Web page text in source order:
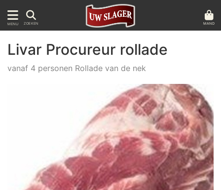
MENU ZOEKEN MAND
Livar Procureur rollade
vanaf 4 personen Rollade van de nek